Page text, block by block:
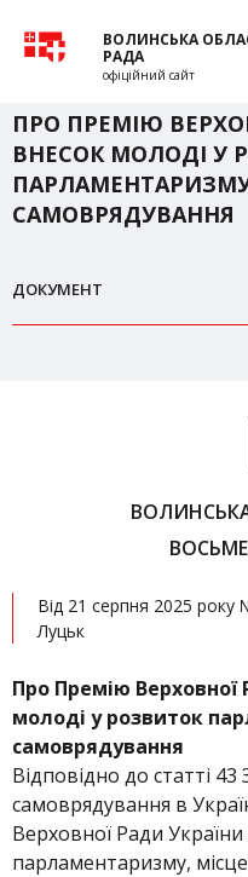
ВОЛИНСЬКА
РАДА
офіційний сайт
ПРО ПРЕМІЮ
ВНЕСОК МОЛОДІ У
САМОВРЯДУВАННЯ
ДОКУМЕНТ
Від 21 серпня 2025 року
Луцьк
Про Премію Верховної
молоді у розвиток
самоврядування
Відповідно до статті
самоврядування в
Верховної Ради
парламентаризму,